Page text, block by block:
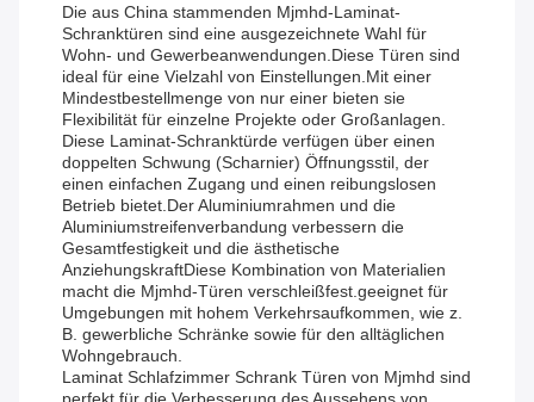
Die aus China stammenden Mjmhd-Laminat-
Schranktüren sind eine ausgezeichnete Wahl für
Wohn- und Gewerbeanwendungen.Diese Türen sind
ideal für eine Vielzahl von Einstellungen.Mit einer
Mindestbestellmenge von nur einer bieten sie
Flexibilität für einzelne Projekte oder Großanlagen.
Diese Laminat-Schranktürde verfügen über einen
doppelten Schwung (Scharnier) Öffnungsstil, der
einen einfachen Zugang und einen reibungslosen
Betrieb bietet.Der Aluminiumrahmen und die
Aluminiumstreifenverbandung verbessern die
Gesamtfestigkeit und die ästhetische
AnziehungskraftDiese Kombination von Materialien
macht die Mjmhd-Türen verschleißfest.geeignet für
Umgebungen mit hohem Verkehrsaufkommen, wie z.
B. gewerbliche Schränke sowie für den alltäglichen
Wohngebrauch.
Laminat Schlafzimmer Schrank Türen von Mjmhd sind